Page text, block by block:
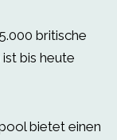
britische
bis heute
bietet einen